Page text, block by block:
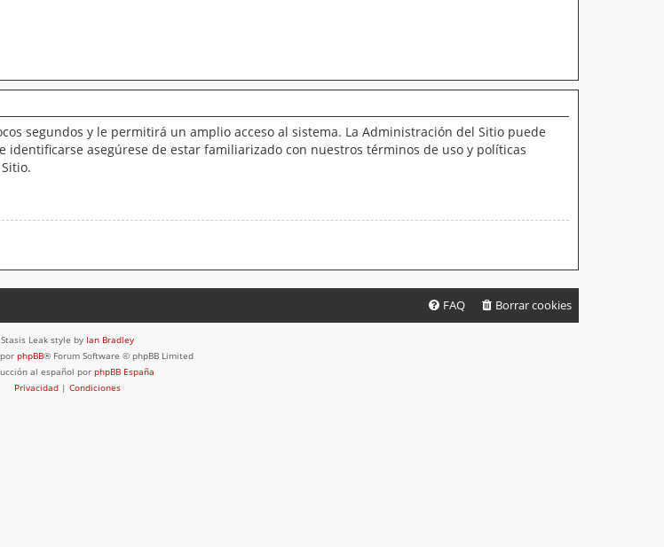
segundos y le permitirá un amplio acceso al sistema. La Administración del Sitio puede
asegúrese de estar familiarizado con nuestros términos de uso y políticas
Borrar cookies
FAQ
Stasis Leak style by Ian Bradley
phpBB® Forum Software © phpBB Limited
al español por phpBB España
Privacidad | Condiciones